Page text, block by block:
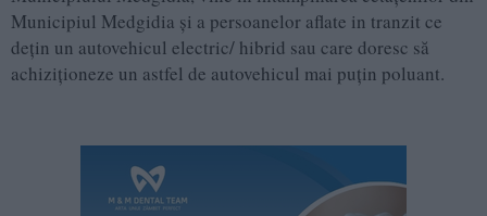
Municipiul Medgidia şi a persoanelor aflate in tranzit ce
dețin un autovehicul electric/ hibrid sau care doresc să
achiziționeze un astfel de autovehicul mai puțin poluant.